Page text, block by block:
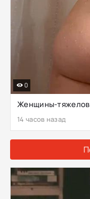
14 часов назад
0